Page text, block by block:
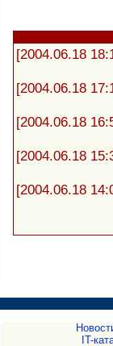
[2004.06.18
[2004.06.18
[2004.06.18
[2004.06.18
[2004.06.18
IT-